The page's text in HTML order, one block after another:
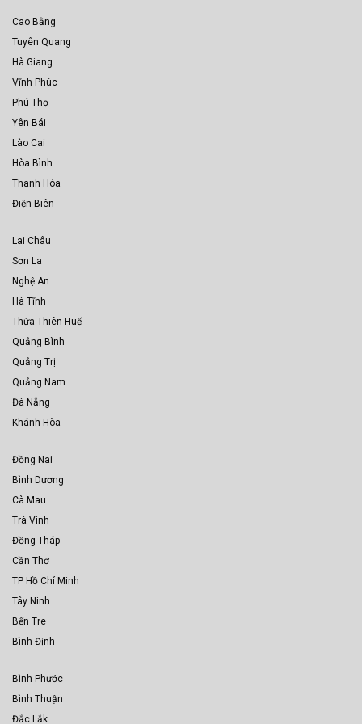
Cao Bằng
Tuyên Quang
Hà Giang
Vĩnh Phúc
Phú Thọ
Yên Bái
Lào Cai
Hòa Bình
Thanh Hóa
Điện Biên
Lai Châu
Sơn La
Nghệ An
Hà Tĩnh
Thừa Thiên Huế
Quảng Bình
Quảng Trị
Quảng Nam
Đà Nẵng
Khánh Hòa
Đồng Nai
Bình Dương
Cà Mau
Trà Vinh
Đồng Tháp
Cần Thơ
TP Hồ Chí Minh
Tây Ninh
Bến Tre
Bình Định
Bình Phước
Bình Thuận
Đắc Lắk